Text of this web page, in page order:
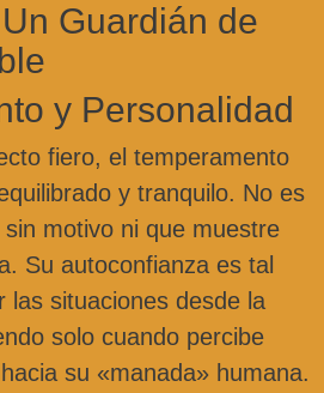
Guardián de
y Personalidad
fiero, el temperamento
y tranquilo. No es
motivo ni que muestre
Su autoconfianza es tal
las situaciones desde la
solo cuando percibe
su «manada» humana.